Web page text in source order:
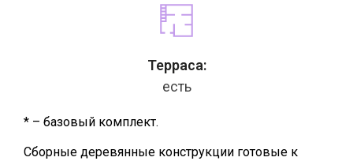
Терраса:
есть
* – базовый комплект.
Сборные деревянные конструкции готовые к